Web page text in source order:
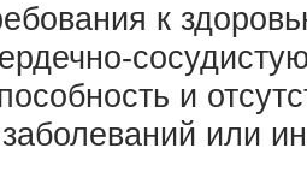
к
и
или